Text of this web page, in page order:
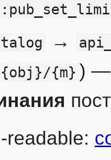
→
{m} ) —
readable: